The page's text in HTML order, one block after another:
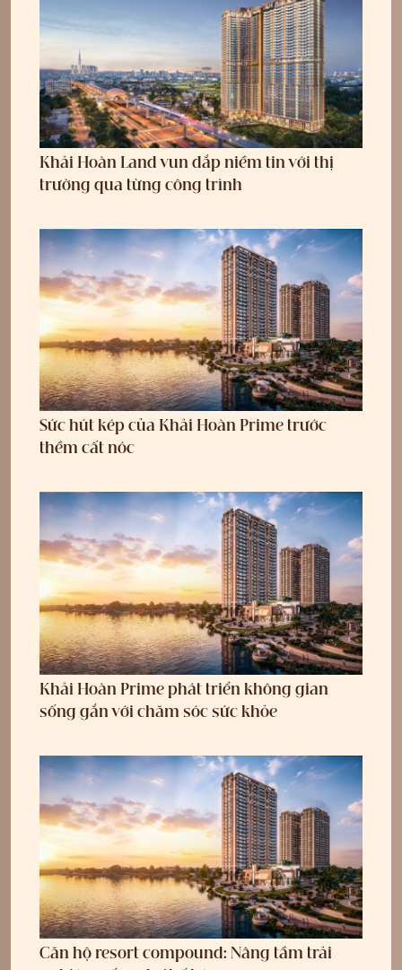
Khải Hoàn Land vun đắp niềm tin với thị
trường qua từng công trình
Sức hút kép của Khải Hoàn Prime trước
thềm cất nóc
Khải Hoàn Prime phát triển không gian
sống gắn với chăm sóc sức khỏe
Căn hộ resort compound: Nâng tầm trải